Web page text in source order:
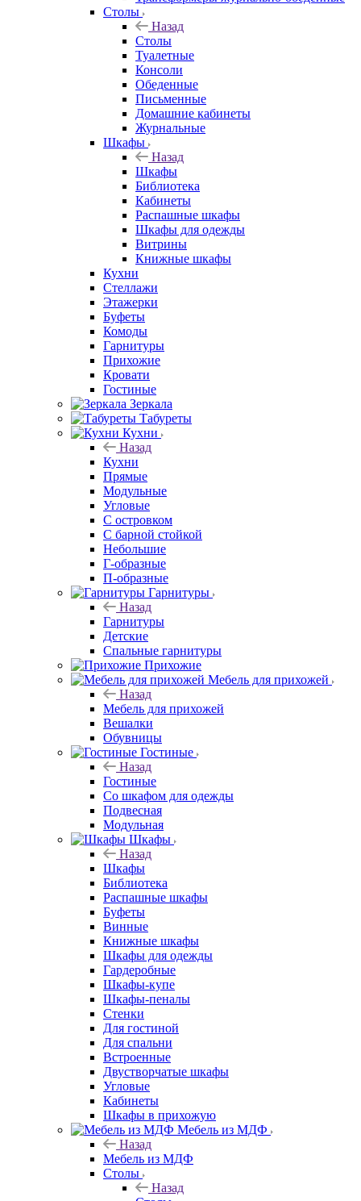
Столы
Назад
Столы
Туалетные
Консоли
Обеденные
Письменные
Домашние кабинеты
Журнальные
Шкафы
Назад
Шкафы
Библиотека
Кабинеты
Распашные шкафы
Шкафы для одежды
Витрины
Книжные шкафы
Кухни
Стеллажи
Этажерки
Буфеты
Комоды
Гарнитуры
Прихожие
Кровати
Гостиные
Зеркала
Табуреты
Кухни
Назад
Кухни
Прямые
Модульные
Угловые
С островком
С барной стойкой
Небольшие
Г-образные
П-образные
Гарнитуры
Назад
Гарнитуры
Детские
Спальные гарнитуры
Прихожие
Мебель для прихожей
Назад
Мебель для прихожей
Вешалки
Обувницы
Гостиные
Назад
Гостиные
Со шкафом для одежды
Подвесная
Модульная
Шкафы
Назад
Шкафы
Библиотека
Распашные шкафы
Буфеты
Винные
Книжные шкафы
Шкафы для одежды
Гардеробные
Шкафы-купе
Шкафы-пеналы
Стенки
Для гостиной
Для спальни
Встроенные
Двустворчатые шкафы
Угловые
Кабинеты
Шкафы в прихожую
Мебель из МДФ
Назад
Мебель из МДФ
Столы
Назад